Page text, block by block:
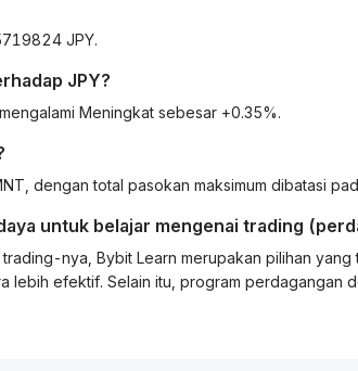
JPY.
JPY?
Meningkat sebesar +0.35%.
dengan total pasokan maksimum dibatasi
untuk belajar mengenai trading
trading-nya, Bybit Learn merupakan pilihan
lebih efektif. Selain itu, program